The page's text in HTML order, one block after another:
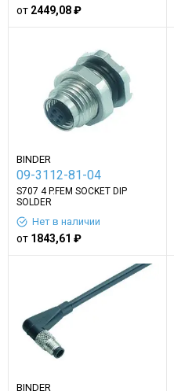
от 2449,08 ₽
BINDER
09-3112-81-04
S707 4 P.FEM SOCKET DIP
SOLDER
Нет в наличии
от 1843,61 ₽
BINDER